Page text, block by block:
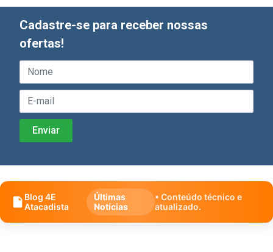
Cadastre-se para receber nossas
ofertas!
Blog 4E
Atacadista
Últimas
Notícias
• Conteúdo técnico e
atualizado.